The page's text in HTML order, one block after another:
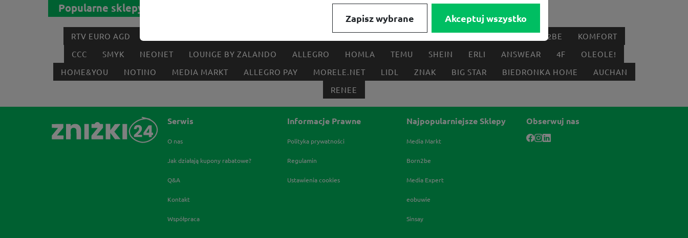
Popularne sklepy
RTV EURO AGD MEDIA EXPERT EOBUWIE KOMPUTRONIK DYSON BORN2BE
KOMFORT
CCC
SMYK NEONET LOUNGE BY ZALANDO ALLEGRO HOMLA TEMU SHEIN ERLI ANSWEAR 4F
OLEOLE!
HOME&YOU
NOTINO MEDIA MARKT ALLEGRO PAY MORELE.NET LIDL ZNAK BIG STAR BIEDRONKA HOME
AUCHAN
RENEE
Serwis
O nas
Jak działają kupony rabatowe?
Q&A
Kontakt
Współpraca
Informacje Prawne
Polityka prywatności
Regulamin
Ustawienia cookies
Najpopularniejsze Sklepy
Media Markt
Born2be
Media Expert
eobuwie
Sinsay
Obserwuj nas
Zapisz wybrane Akceptuj wszystko